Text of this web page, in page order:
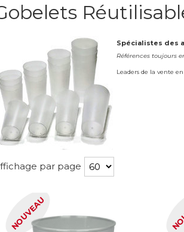
Spécialistes des
Références toujours
Leaders de la vente
par page
NOUVEAU